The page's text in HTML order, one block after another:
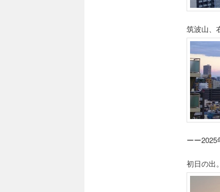
筑波山、
ーー2025
初日の出